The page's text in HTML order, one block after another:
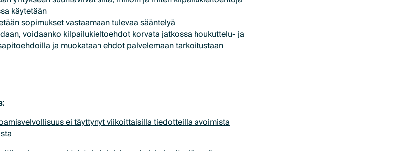
käytetään
sopimukset vastaamaan tulevaa sääntelyä
voidaanko kilpailukieltoehdot korvata jatkossa houkuttelu- ja
ja muokataan ehdot palvelemaan tarkoitustaan
ei täyttynyt viikoittaisilla tiedotteilla avoimista